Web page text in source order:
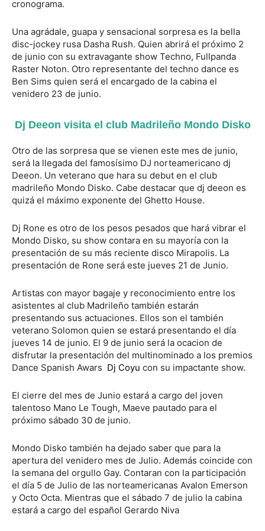
cronograma.
Una agrádale, guapa y sensacional sorpresa es la bella
disc-jockey rusa Dasha Rush. Quien abrirá el próximo 2
de junio con su extravagante show Techno, Fullpanda
Raster Noton. Otro representante del techno dance es
Ben Sims quien será el encargado de la cabina el
venidero 23 de junio.
Dj Deeon visita el club Madrileño Mondo Disko
Otro de las sorpresa que se vienen este mes de junio,
será la llegada del famosísimo DJ norteamericano dj
Deeon. Un veterano que hara su debut en el club
madrileño Mondo Disko. Cabe destacar que dj deeon es
quizá el máximo exponente del Ghetto House.
Dj Rone es otro de los pesos pesados que hará vibrar el
Mondo Disko, su show contara en su mayoría con la
presentación de su más reciente disco Mirapolis. La
presentación de Rone será este jueves 21 de Junio.
Artistas con mayor bagaje y reconocimiento entre los
asistentes al club Madrileño también estarán
presentando sus actuaciones. Ellos son el también
veterano Solomon quien se estará presentando el día
jueves 14 de junio. El 9 de junio será la ocacion de
disfrutar la presentación del multinominado a los premios
Dance Spanish Awars Dj Coyu con su impactante show.
El cierre del mes de Junio estará a cargo del joven
talentoso Mano Le Tough, Maeve pautado para el
próximo sábado 30 de junio.
Mondo Disko también ha dejado saber que para la
apertura del venidero mes de Julio. Además coincide con
la semana del orgullo Gay. Contaran con la participación
el día 5 de Julio de las norteamericanas Avalon Emerson
y Octo Octa. Mientras que el sábado 7 de julio la cabina
estará a cargo del español Gerardo Niva